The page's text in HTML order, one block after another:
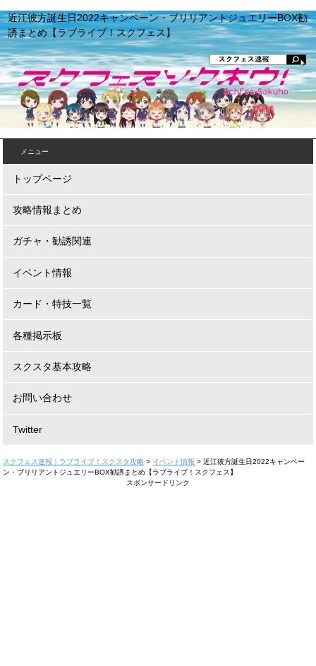
近江彼方誕生日2022キャンペーン・ブリリアントジュエリーBOX勧
誘まとめ【ラブライブ！スクフェス】
メニュー
トップページ
攻略情報まとめ
ガチャ・勧誘関連
イベント情報
カード・特技一覧
各種掲示板
スクスタ基本攻略
お問い合わせ
Twitter
スクフェス速報｜ラブライブ！スクスタ攻略 > イベント情報 >近江彼方誕生日2022キャンペー
ン・ブリリアントジュエリーBOX勧誘まとめ【ラブライブ！スクフェス】
スポンサードリンク